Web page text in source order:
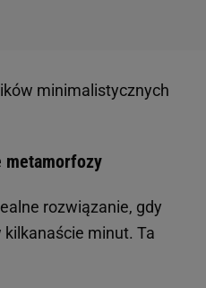
minimalistycznych
metamorfozy
rozwiązanie, gdy
minut. Ta